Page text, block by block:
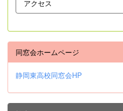
アクセス
同窓会ホームページ
静岡東高校同窓会HP